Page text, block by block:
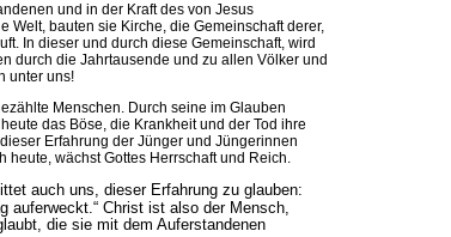
und in der Kraft des von Jesus
Welt, bauten sie Kirche, die Gemeinschaft derer,
In dieser und durch diese Gemeinschaft, wird
durch die Jahrtausende und zu allen Völker und
unter uns!
Menschen. Durch seine im Glauben
das Böse, die Krankheit und der Tod ihre
Erfahrung der Jünger und Jüngerinnen
heute, wächst Gottes Herrschaft und Reich.
auch uns, dieser Erfahrung zu glauben:
auferweckt.“ Christ ist also der Mensch,
die sie mit dem Auferstandenen